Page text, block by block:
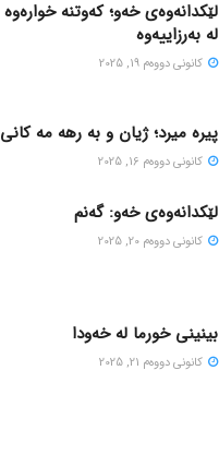
لێکدانەوەی خەو؛ کەوتنە خوارەوە
لە بەرزاییەوە
كانونی دووه‌م 19, 2025
پیره میرد؛ ژیان و به رهه مه کانی
كانونی دووه‌م 16, 2025
لێکدانەوەی خەو: گەنم
كانونی دووه‌م 20, 2025
بینینی خورما لە خەودا
كانونی دووه‌م 21, 2025